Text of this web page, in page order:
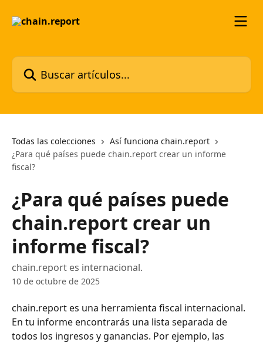
Buscar artículos...
Todas las colecciones
Así funciona chain.report
¿Para qué países puede chain.report crear un informe
fiscal?
¿Para qué países puede
chain.report crear un
informe fiscal?
chain.report es internacional.
10 de octubre de 2025
chain.report es una herramienta fiscal internacional.
En tu informe encontrarás una lista separada de
todos los ingresos y ganancias. Por ejemplo, las